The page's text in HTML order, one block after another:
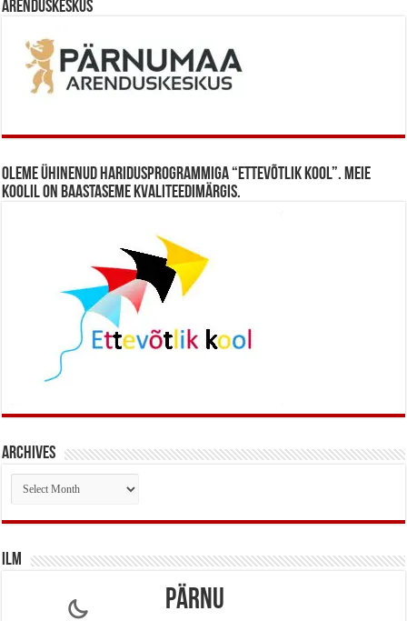
Arenduskeskus
Oleme ühinenud haridusprogrammiga “Ettevõtlik Kool”. Meie
koolil on baastaseme kvaliteedimärgis.
Archives
Archives
Ilm
Pärnu